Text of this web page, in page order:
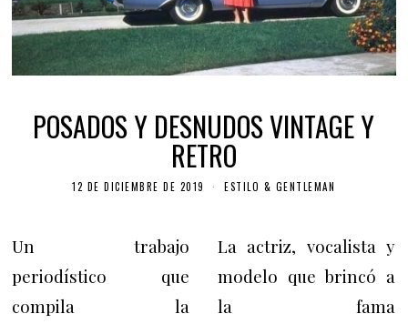
POSADOS Y DESNUDOS VINTAGE Y
RETRO
12 DE DICIEMBRE DE 2019 ESTILO & GENTLEMAN
Un trabajo
periodístico que
compila la
La actriz, vocalista y
modelo que brincó a
la fama